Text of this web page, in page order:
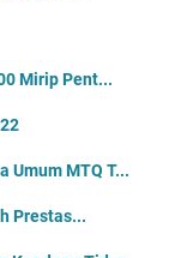
Mirip Pent...
Umum MTQ T...
Prestas...